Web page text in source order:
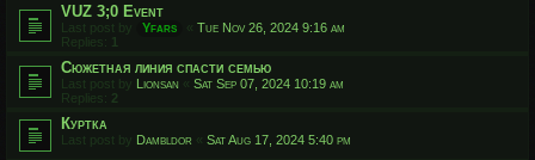
VUZ 3;0 Event
Last post by Yfars « Tue Nov 26, 2024 9:16 am
Replies: 1
Сюжетная линия спасти семью
Last post by Lionsan « Sat Sep 07, 2024 10:19 am
Replies: 2
Куртка
Last post by Dambldor « Sat Aug 17, 2024 5:40 pm